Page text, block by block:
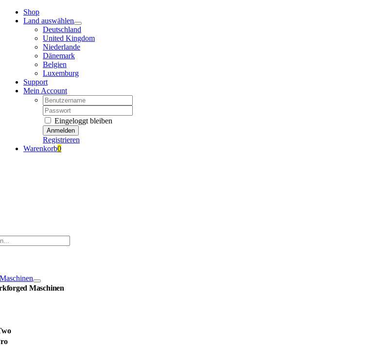
Zum
Inhalt
Shop
Land auswählen
Deutschland
United Kingdom
Niederlande
Dänemark
Belgien
Luxemburg
Support
Mein Account
Nutzername:
Passwort:
Eingeloggt bleiben
Registrieren
Warenkorb0
Maschinen